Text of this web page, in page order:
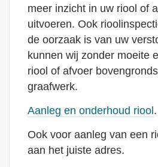
meer inzicht in uw riool of
uitvoeren. Ook
de oorzaak is van uw
kunnen wij zonder moeite
riool of afvoer
graafwerk.
Aanleg en onderhoud riool
Ook voor aanleg van een
aan het juiste adres.